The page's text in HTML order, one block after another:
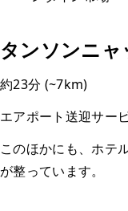
タンソンニャ
約23分 (~7km)
エアポート送迎サー
このほかにも、ホテ
が整っています。